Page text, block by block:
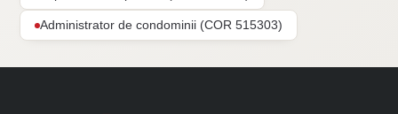
Administrator de condominii (COR 515303)